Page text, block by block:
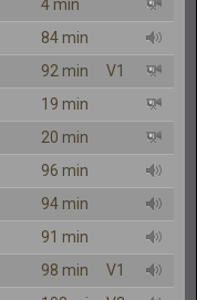
4 min
84 min
92 min
V1
19 min
20 min
96 min
94 min
91 min
98 min
V1